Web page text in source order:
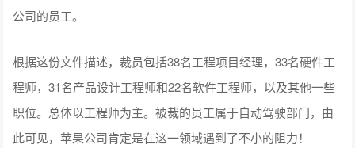
公司的员工。
根据这份文件描述，裁员包括38名工程项目经理，33名硬件工
程师，31名产品设计工程师和22名软件工程师，以及其他一些
职位。总体以工程师为主。被裁的员工属于自动驾驶部门，由
此可见，苹果公司肯定是在这一领域遇到了不小的阻力！